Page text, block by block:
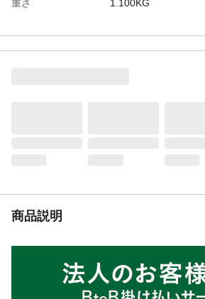
重さ
1.100KG
商品説明